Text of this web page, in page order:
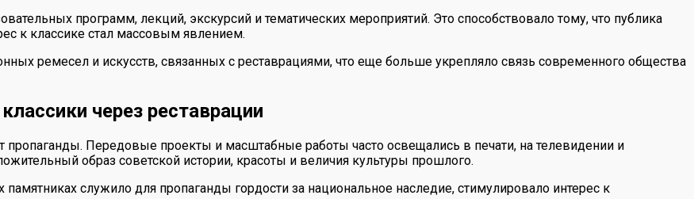
программ, лекций, экскурсий и тематических мероприятий. Это способствовало тому, что публика
к классике стал массовым явлением.
ремесел и искусств, связанных с реставрациями, что еще больше укрепляло связь современного общества
через реставрации
пропаганды. Передовые проекты и масштабные работы часто освещались в печати, на телевидении и
образ советской истории, красоты и величия культуры прошлого.
служило для пропаганды гордости за национальное наследие, стимулировало интерес к